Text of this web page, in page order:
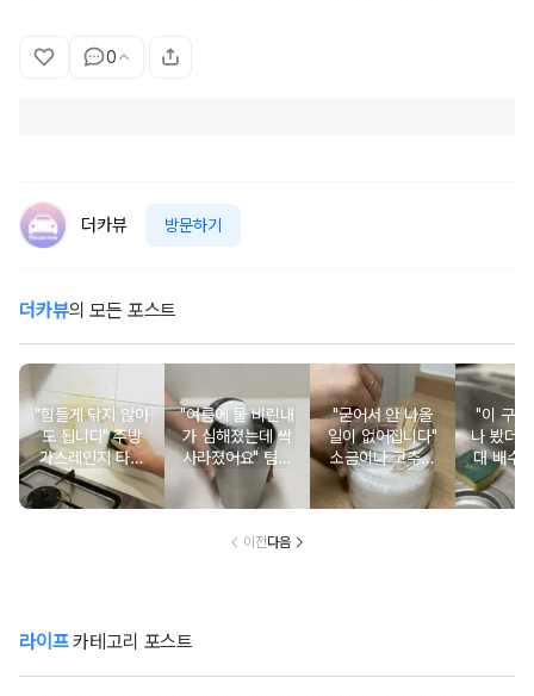
0
더카뷰 방문하기
더카뷰의 모든 포스트
"힘들게 닦지 않아
도 됩니다" 주방
가스레인지 타일
벽에 쌓인 기름때
에 뿌려주면 쉽게
"여름에 물 비린내
가 심해졌는데 싹
사라졌어요" 텀블
러 설거지 할 때
한 숟가락 넣고 흔
"굳어서 안 나올
일이 없어집니다"
소금이나 고추가
루 담아둔 조미료
통에 이쑤시개를
"이 구멍
나 봤더
대 배수
도 냄새
넘침 방
이전다음
라이프카테고리 포스트